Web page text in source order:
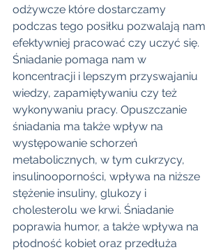
odżywcze które dostarczamy
podczas tego posiłku pozwalają nam
efektywniej pracować czy uczyć się.
Śniadanie pomaga nam w
koncentracji i lepszym przyswajaniu
wiedzy, zapamiętywaniu czy też
wykonywaniu pracy. Opuszczanie
śniadania ma także wpływ na
występowanie schorzeń
metabolicznych, w tym cukrzycy,
insulinooporności, wpływa na niższe
stężenie insuliny, glukozy i
cholesterolu we krwi. Śniadanie
poprawia humor, a także wpływa na
płodność kobiet oraz przedłuża